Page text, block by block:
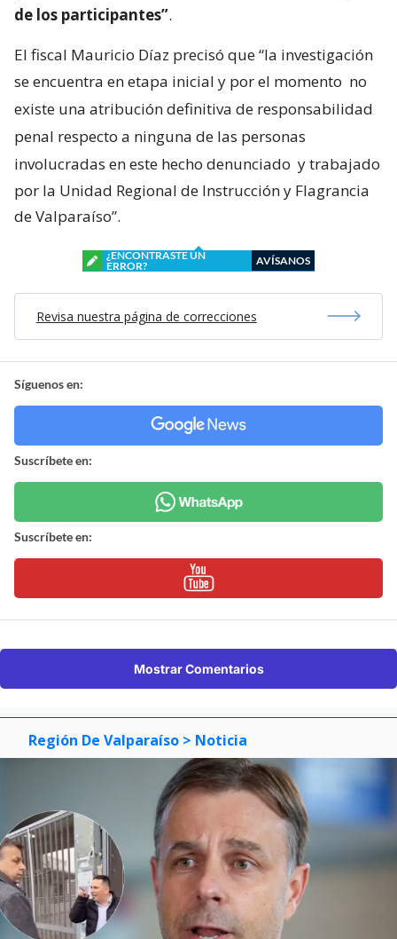
de los participantes”.
El fiscal Mauricio Díaz precisó que “la investigación
se encuentra en etapa inicial y por el momento no
existe una atribución definitiva de responsabilidad
penal respecto a ninguna de las personas
involucradas en este hecho denunciado y trabajado
por la Unidad Regional de Instrucción y Flagrancia
de Valparaíso”.
¿ENCONTRASTE UN
ERROR?
AVÍSANOS
Revisa nuestra página de correcciones
Síguenos en:
Suscríbete en:
Suscríbete en:
Mostrar Comentarios
Región De Valparaíso > Noticia